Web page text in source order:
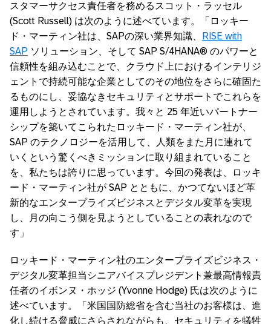
スタマーサクセス責任者を務めるスコット・ラッセル
(Scott Russell) は次のように述べています。「ロッキー
ド・マーティン社は、SAPの深い業界知識、
RISE with
SAP ソリューション、そして SAP S/4HANA® のパワーと
信頼性を組み込むことで、クラウド上におけるインテリジ
ェントで持続可能な企業としてのその地位をさらに確固た
るものにし、妥協なきセキュリティとサポートでこれらを
運用しようとされています。我々と 25 年近いパートナー
シップを築いてこられたロッキード・マーティン社が、
SAP のテクノロジーを活用して、人類をまた月に連れて
いくという驚くべきミッションに取り組まれていること
を、私たちは誇りに思っています。今回の発表は、ロッキ
ード・マーティン社が SAP とともに、かつてないほど革
新的なエンタープライズビジネスとデジタル変革を実現
し、月の向こう側を見ようとしていることの表れなので
す」
ロッキード・マーティン社のエンタープライズビジネス・
デジタル変革担当シニアバイスプレジデント兼最高情報責
任者のイボンヌ・ホッジ (Yvonne Hodge) 氏は次のように
述べています。「米国国防総省を含む当社のお客様は、進
化し続ける脅威にさらされながらも、セキュリティを犠牲